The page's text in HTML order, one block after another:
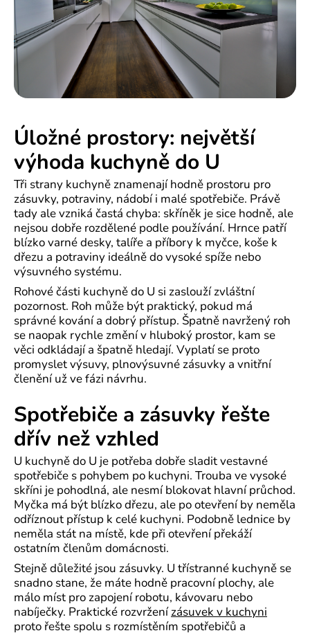
Úložné prostory: největší
výhoda kuchyně do U
Tři strany kuchyně znamenají hodně prostoru pro
zásuvky, potraviny, nádobí i malé spotřebiče. Právě
tady ale vzniká častá chyba: skříněk je sice hodně, ale
nejsou dobře rozdělené podle používání. Hrnce patří
blízko varné desky, talíře a příbory k myčce, koše k
dřezu a potraviny ideálně do vysoké spíže nebo
výsuvného systému.
Rohové části kuchyně do U si zaslouží zvláštní
pozornost. Roh může být praktický, pokud má
správné kování a dobrý přístup. Špatně navržený roh
se naopak rychle změní v hluboký prostor, kam se
věci odkládají a špatně hledají. Vyplatí se proto
promyslet výsuvy, plnovýsuvné zásuvky a vnitřní
členění už ve fázi návrhu.
Spotřebiče a zásuvky řešte
dřív než vzhled
U kuchyně do U je potřeba dobře sladit vestavné
spotřebiče s pohybem po kuchyni. Trouba ve vysoké
skříni je pohodlná, ale nesmí blokovat hlavní průchod.
Myčka má být blízko dřezu, ale po otevření by neměla
odříznout přístup k celé kuchyni. Podobně lednice by
neměla stát na místě, kde při otevření překáží
ostatním členům domácnosti.
Stejně důležité jsou zásuvky. U třístranné kuchyně se
snadno stane, že máte hodně pracovní plochy, ale
málo míst pro zapojení robotu, kávovaru nebo
nabíječky. Praktické rozvrženízásuvek v kuchyni
proto řešte spolu s rozmístěním spotřebičů a